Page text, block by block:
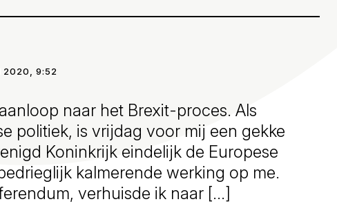
2020, 9:52
naar het Brexit-proces. Als
politiek, is vrijdag voor mij een gekke
Koninkrijk eindelijk de Europese
kalmerende werking op me.
verhuisde ik naar […]